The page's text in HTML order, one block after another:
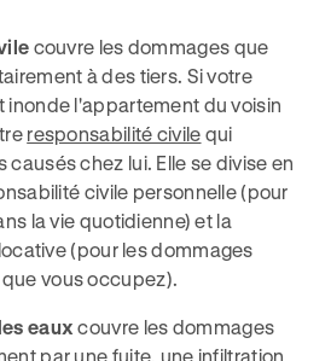
couvre les dommages que
à des tiers. Si votre
inonde l'appartement du voisin
responsabilité civile qui
chez lui. Elle se divise en
civile personnelle (pour
la vie quotidienne) et la
(pour les dommages
vous occupez).
eaux couvre les dommages
par une fuite, une infiltration